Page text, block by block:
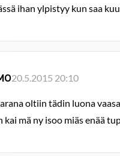
ihan ylpistyy kun saa
20.5.2015 20:10
oltiin tädin luona
kai mä ny isoo miäs enää